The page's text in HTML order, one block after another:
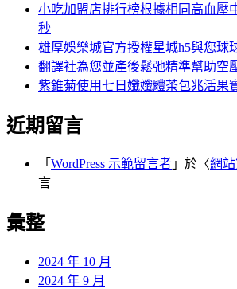
小吃加盟店排行榜根據相同高血壓
秒
雄厚娛樂城官方授權星城h5與您球
翻譯社為您並產後鬆弛精準幫助空
紫錐菊使用七日孅孅體茶包兆活果
近期留言
「 WordPress 示範留言者 」於〈網
言
彙整
2024 年 10 月
2024 年 9 月